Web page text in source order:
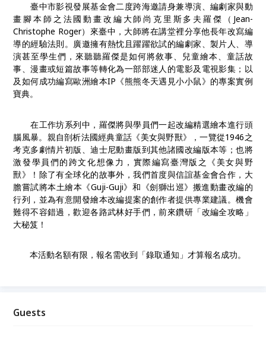
臺中市影視發展基金會二度跨海邀請身兼導演、編劇家與動
畫腳本師之法國動畫改編大師尚克里斯多夫羅傑（ Jean-
Christophe Roger）來臺中，大師將在講堂裡分享他長年改寫編
導的經驗法則。廣邀擁有熱忱且躍躍欲試的編劇家、製片人、導
演甚至學生們，來聽聽羅傑是如何將敘事、兒童繪本、童話故
事、漫畫或短篇故事等轉化為一部部迷人的電影及電視影集；以
及如何成功編寫歐洲繪本IP 《熊熊冬天遇見小小鼠》的專案實例
寶典。
在工作坊系列中，羅傑將與學員們一起改編精選繪本進行頭
腦風暴。親自剖析法國經典童話《美女與野獸》，一覽從1946之
考克多劇情片初版、迪士尼動畫版到其他諸國改編版本等；也將
激發學員們的跨文化想像力，實際編寫臺灣版之《美女與野
獸》！除了有全球化的故事外，我們首度與信誼基金會合作，大
膽嘗試將本土繪本《Guji-Guji》和《劍獅出巡》搬進動畫改編的
行列，並為有意開發繪本改編提案的創作者提供專業建議。機會
難得不容錯過，歡迎各路武林好手們，前來鑽研「改編全攻略」
大秘笈！
本活動名額有限，報名需收到「錄取通知」才算報名成功。
Guests